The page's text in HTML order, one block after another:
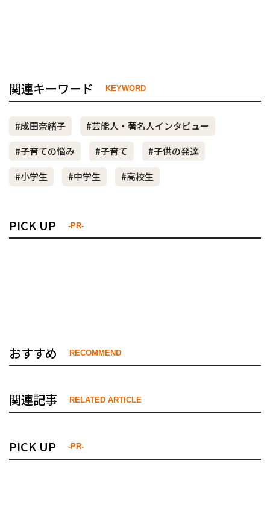
関連キーワード KEYWORD
#成田奈緒子
#芸能人・著名人インタビュー
#子育ての悩み
#子育て
#子供の発達
#小学生
#中学生 #高校生
PICK UP -PR-
おすすめ RECOMMEND
関連記事 RELATED ARTICLE
PICK UP -PR-